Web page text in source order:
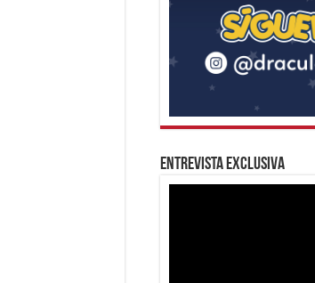
Entrevista Exclusiva